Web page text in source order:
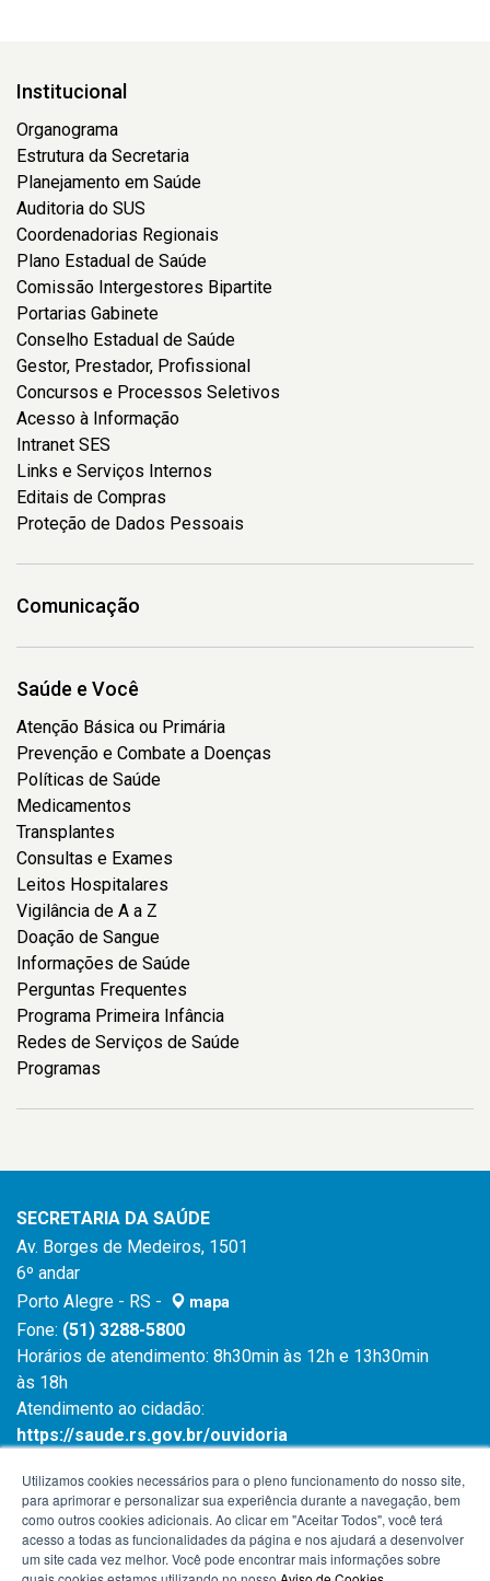
Institucional
Organograma
Estrutura da Secretaria
Planejamento em Saúde
Auditoria do SUS
Coordenadorias Regionais
Plano Estadual de Saúde
Comissão Intergestores Bipartite
Portarias Gabinete
Conselho Estadual de Saúde
Gestor, Prestador, Profissional
Concursos e Processos Seletivos
Acesso à Informação
Intranet SES
Links e Serviços Internos
Editais de Compras
Proteção de Dados Pessoais
Comunicação
Saúde e Você
Atenção Básica ou Primária
Prevenção e Combate a Doenças
Políticas de Saúde
Medicamentos
Transplantes
Consultas e Exames
Leitos Hospitalares
Vigilância de A a Z
Doação de Sangue
Informações de Saúde
Perguntas Frequentes
Programa Primeira Infância
Redes de Serviços de Saúde
Programas
SECRETARIA DA SAÚDE
Av. Borges de Medeiros, 1501
6º andar
Porto Alegre - RS -
mapa
Fone: (51) 3288-5800
Horários de atendimento: 8h30min às 12h e 13h30min
às 18h
Atendimento ao cidadão:
https://saude.rs.gov.br/ouvidoria
Utilizamos cookies necessários para o pleno funcionamento do nosso site,
para aprimorar e personalizar sua experiência durante a navegação, bem
como outros cookies adicionais. Ao clicar em "Aceitar Todos", você terá
acesso a todas as funcionalidades da página e nos ajudará a desenvolver
um site cada vez melhor. Você pode encontrar mais informações sobre